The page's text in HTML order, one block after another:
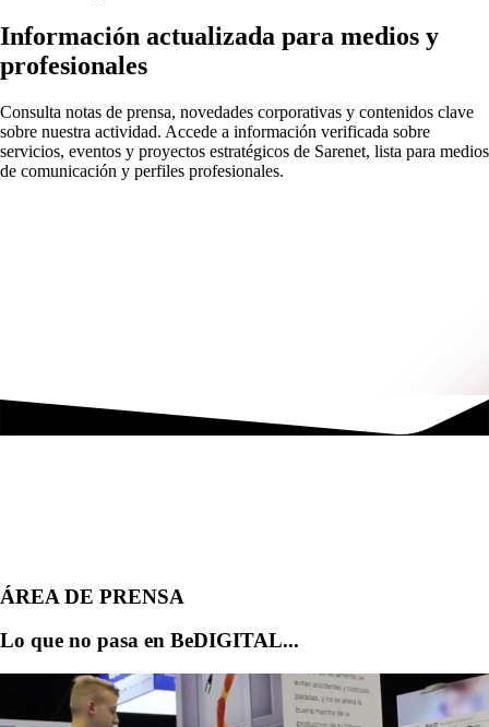
Información actualizada para medios y
profesionales
Consulta notas de prensa, novedades corporativas y contenidos clave
sobre nuestra actividad. Accede a información verificada sobre
servicios, eventos y proyectos estratégicos de Sarenet, lista para medios
de comunicación y perfiles profesionales.
ÁREA DE PRENSA
Lo que no pasa en BeDIGITAL...